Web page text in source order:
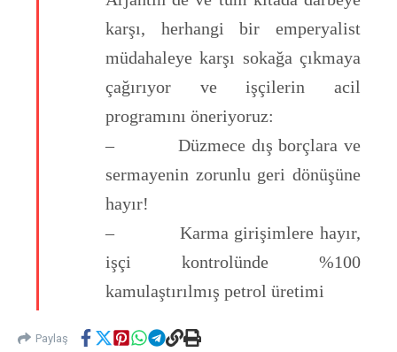
karşı, herhangi bir emperyalist
müdahaleye karşı sokağa çıkmaya
çağırıyor ve işçilerin acil
programını öneriyoruz:
– Düzmece dış borçlara ve
sermayenin zorunlu geri dönüşüne
hayır!
– Karma girişimlere hayır,
işçi kontrolünde %100
kamulaştırılmış petrol üretimi
Paylaş